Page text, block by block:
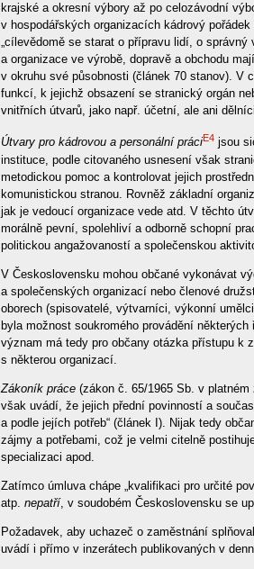
krajské a okresní výbory až po celozávodní
v hospodářských organizacích kádrový
„cílevědomě se starat o přípravu lidí, o
a organizace ve výrobě, dopravě a obchodu
v okruhu své působnosti (článek 70 stanov). V
funkcí, k jejichž obsazení se stranický orgán
vnitřních útvarů, jako např. účetní, ale ani
Útvary pro kádrovou a personální práciE4 jsou
instituce, podle citovaného usnesení však
metodickou pomoc a kontrolovat jejich
komunistickou stranou. Rovněž základní
jak je vedoucí organizace vede atd. V těchto
morálně pevní, spolehliví a odborně schopní
politickou angažovaností a společenskou
V Československu mohou občané vykonávat
a společenských organizací nebo členové
oborech (spisovatelé, výtvarníci, výkonní
byla možnost soukromého provádění
význam má tedy pro občany otázka přístupu k
s některou organizací.
Zákoník práce (zákon č. 65/1965 Sb. v
však uvádí, že jejich přední povinností a
a podle jejích potřeb“ (článek I). Nijak tedy
zájmy a potřebami, což je velmi citelně
specializaci apod.
Zatímco úmluva chápe „kvalifikaci pro určité
atp. nepatří, v soudobém Československu se
Požadavek, aby uchazeč o zaměstnání
uvádí i přímo v inzerátech publikovaných v